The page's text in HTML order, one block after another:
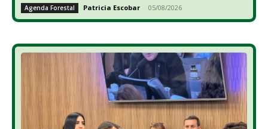
Agenda Forestal Patricia Escobar - 05/08/2026